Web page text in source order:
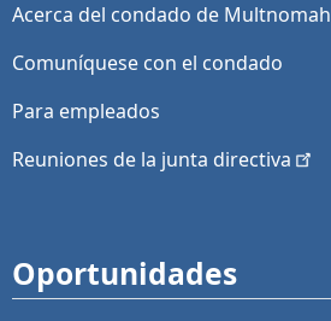
Acerca del condado de Multnomah
Comuníquese con el condado
Para empleados
Reuniones de la junta directiva
Oportunidades